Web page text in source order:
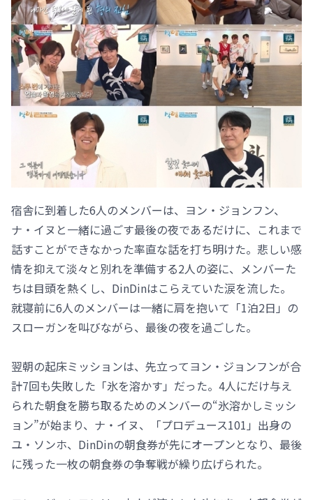
宿舎に到着した6人のメンバーは、ヨン・ジョンフン、
ナ・イヌと一緒に過ごす最後の夜であるだけに、これまで
話すことができなかった率直な話を打ち明けた。悲しい感
情を抑えて淡々と別れを準備する2人の姿に、メンバーた
ちは目頭を熱くし、DinDinはこらえていた涙を流した。
就寝前に6人のメンバーは一緒に肩を抱いて「1泊2日」の
スローガンを叫びながら、最後の夜を過ごした。
翌朝の起床ミッションは、先立ってヨン・ジョンフンが合
計7回も失敗した「氷を溶かす」だった。4人にだけ与え
られた朝食を勝ち取るためのメンバーの“氷溶かしミッシ
ョン”が始まり、ナ・イヌ、「プロデュース101」出身の
ユ・ソンホ、DinDinの朝食券が先にオープンとなり、最後
に残った一枚の朝食券の争奪戦が繰り広げられた。